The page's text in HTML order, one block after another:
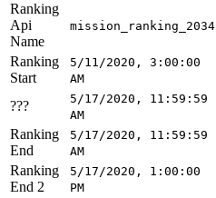
Ranking
Api
Name
mission_ranking_2034
Ranking
Start
5/11/2020, 3:00:00
AM
???
5/17/2020, 11:59:59
AM
Ranking
End
5/17/2020, 11:59:59
AM
Ranking
End 2
5/17/2020, 1:00:00
PM